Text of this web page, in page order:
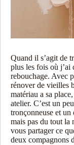
Quand il s’agit de
plus les fois où
rebouchage. Avec
rénover de vieilles
matériau a sa
atelier. C’est un
tronçonneuse et
mais pas du tout la
vous partager ce
deux compagnons